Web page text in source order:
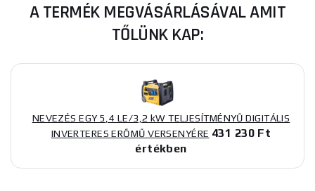
A TERMÉK MEGVÁSÁRLÁSÁVAL AMIT
TŐLÜNK KAP:
NEVEZÉS EGY 5,4 LE/3,2 kW TELJESÍTMÉNYŰ DIGITÁLIS
INVERTERES ERŐMŰ VERSENYÉRE 431 230 Ft
értékben